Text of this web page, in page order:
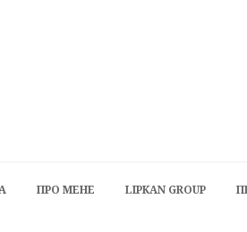
ПРО МЕНЕ LIPKAN GROUP